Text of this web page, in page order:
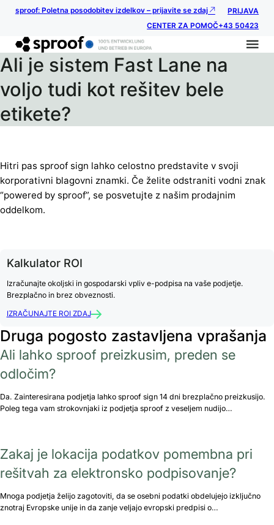
sproof: Poletna posodobitev izdelkov – prijavite se zdaj
PRIJAVA
CENTER ZA POMOČ+43 50423
Ali je sistem Fast Lane na
voljo tudi kot rešitev bele
etikete?
Hitri pas sproof sign lahko celostno predstavite v svoji
korporativni blagovni znamki. Če želite odstraniti vodni znak
“powered by sproof”, se posvetujte z našim prodajnim
oddelkom.
Kalkulator ROI
Izračunajte okoljski in gospodarski vpliv e-podpisa na vaše podjetje.
Brezplačno in brez obveznosti.
IZRAČUNAJTE ROI ZDAJ
Druga pogosto zastavljena vprašanja
Ali lahko sproof preizkusim, preden se
odločim?
Da. Zainteresirana podjetja lahko sproof sign 14 dni brezplačno preizkusijo.
Poleg tega vam strokovnjaki iz podjetja sproof z veseljem nudijo…
Zakaj je lokacija podatkov pomembna pri
rešitvah za elektronsko podpisovanje?
Mnoga podjetja želijo zagotoviti, da se osebni podatki obdelujejo izključno
znotraj Evropske unije in da zanje veljajo evropski predpisi o…